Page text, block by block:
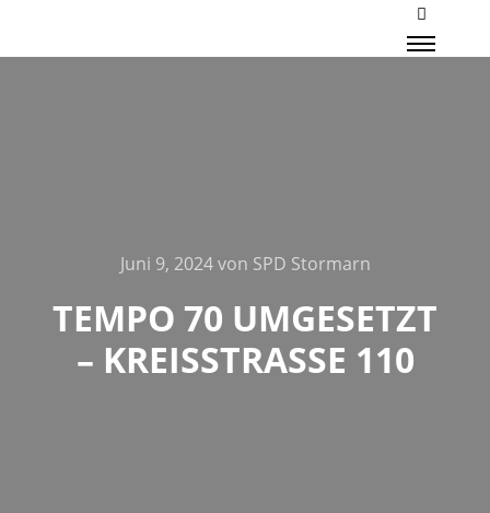
Mehr
Juni 9, 2024von SPD Stormarn
TEMPO 70 UMGESETZT
– KREISSTRASSE 110